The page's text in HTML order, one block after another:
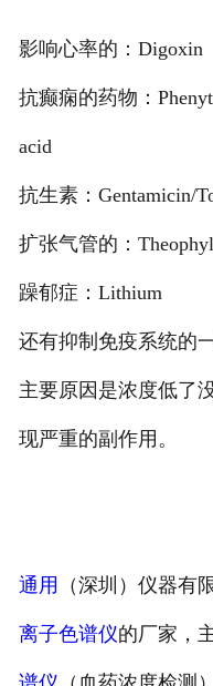
影响心率的：Digoxin
抗癫痫的药物：
acid
抗生素：Gentamicin/
扩张气管的：
躁郁症：Lithium
还有抑制免疫系统的
主要原因是浓度低了
现严重的副作用。
通用 （深圳）仪器有
离子色谱仪的厂家，